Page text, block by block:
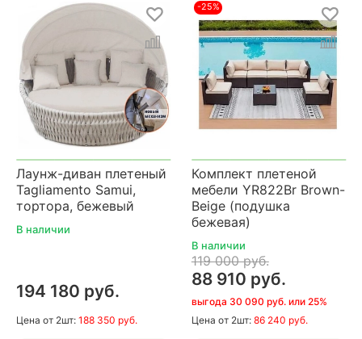
Лаунж-диван плетеный
Tagliamento Samui,
тортора, бежевый
В наличии
194 180 руб.
Цена от 2шт: 188 350 руб.
-25%
Комплект плетеной
мебели YR822Br Brown-
Beige (подушка
бежевая)
В наличии
119 000 руб.
88 910 руб.
выгода 30 090 руб. или 25%
Цена от 2шт: 86 240 руб.